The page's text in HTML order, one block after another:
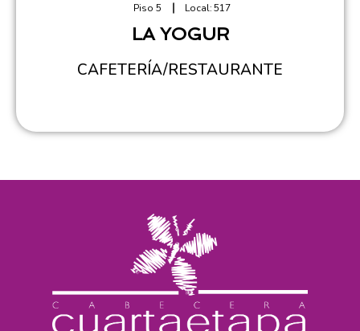
Piso 5 Local: 517
LA YOGUR
CAFETERÍA/RESTAURANTE